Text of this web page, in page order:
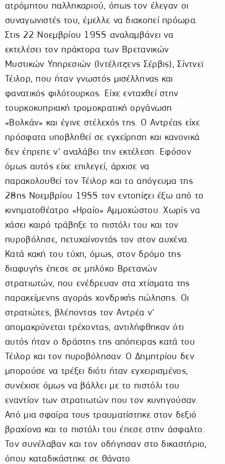
ατρόμητου παλληκαριού, όπως τον έλεγαν οι
συναγωνιστές του, έμελλε να διακοπεί πρόωρα.
Στις 22 Νοεμβρίου 1955 αναλαμβάνει να
εκτελέσει τον πράκτορα των Βρετανικών
Μυστικών Υπηρεσιών (Ιντέλιτζενς Σέρβις), Σίντνεϊ
Τέιλορ, που ήταν γνωστός μισέλληνας και
φανατικός φιλότουρκος. Είχε ενταχθεί στην
τουρκοκυπριακή τρομοκρατική οργάνωση
«Βολκάν» και έγινε στέλεχός της. Ο Αντρέας είχε
πρόσφατα υποβληθεί σε εγχείρηση και κανονικά
δεν έπρεπε ν’ αναλάβει την εκτέλεση. Εφόσον
όμως αυτός είχε επιλεγεί, άρχισε να
παρακολουθεί τον Τέιλορ και το απόγευμα της
28ης Νοεμβρίου 1955 τον εντοπίζει έξω από το
κινηματοθέατρο «Ηραίο» Αμμοχώστου. Χωρίς να
χάσει καιρό τράβηξε το πιστόλι του και τον
πυροβόλησε, πετυχαίνοντάς τον στον αυχένα.
Κατά κακή του τύχη, όμως, στον δρόμο της
διαφυγής έπεσε σε μπλόκο Βρετανών
στρατιωτών, που ενέδρευαν στα χτίσματα της
παρακείμενης αγοράς χονδρικής πώλησης. Οι
στρατιώτες, βλέποντας τον Αντρέα ν’
απομακρύνεται τρέχοντας, αντιλήφθηκαν ότι
αυτός ήταν ο δράστης της απόπειρας κατά του
Τέιλορ και τον πυροβόλησαν. Ο Δημητρίου δεν
μπορούσε να τρέξει διότι ήταν εγχειρισμένος,
συνέχισε όμως να βάλλει με το πιστόλι του
εναντίον των στρατιωτών που τον κυνηγούσαν.
Από μια σφαίρα τους τραυματίστηκε στον δεξιό
βραχίονα και το πιστόλι του έπεσε στην άσφαλτο.
Τον συνέλαβαν και τον οδήγησαν στο δικαστήριο,
όπου καταδικάστηκε σε θάνατο.